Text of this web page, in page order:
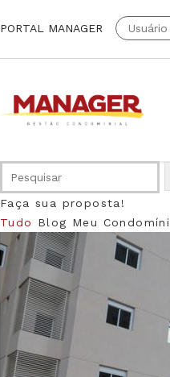
PORTAL MANAGER
Faça sua proposta!
Tudo
Blog Meu